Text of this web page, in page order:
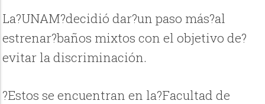
La?UNAM?decidió dar?un paso más?al
estrenar?baños mixtos con el objetivo de?
evitar la discriminación.
?Estos se encuentran en la?Facultad de